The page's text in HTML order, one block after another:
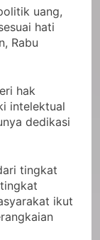
uang,
hati
Rabu
hak
intelektual
dedikasi
tingkat
ikut